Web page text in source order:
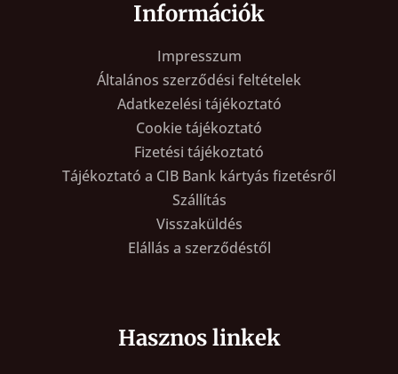
Információk
Impresszum
Általános szerződési feltételek
Adatkezelési tájékoztató
Cookie tájékoztató
Fizetési tájékoztató
Tájékoztató a CIB Bank kártyás fizetésről
Szállítás
Visszaküldés
Elállás a szerződéstől
Hasznos linkek